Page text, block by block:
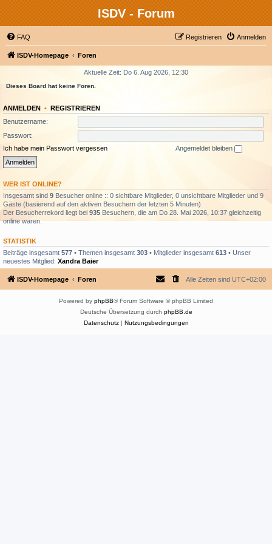
ISDV - Forum
FAQ Anmelden
Registrieren
ISDV-Homepage Foren
Aktuelle Zeit: Do 6. Aug 2026, 12:30
Dieses Board hat keine Foren.
ANMELDEN • REGISTRIEREN
Benutzername:
Passwort:
Ich habe mein Passwort vergessen
Angemeldet bleiben
WER IST ONLINE?
Insgesamt sind 9 Besucher online :: 0 sichtbare Mitglieder, 0 unsichtbare Mitglieder und 9
Gäste (basierend auf den aktiven Besuchern der letzten 5 Minuten)
Der Besucherrekord liegt bei 935 Besuchern, die am Do 28. Mai 2026, 10:37 gleichzeitig
online waren.
STATISTIK
Beiträge insgesamt 577 • Themen insgesamt 303 • Mitglieder insgesamt 613 • Unser
neuestes Mitglied: Xandra Baier
ISDV-Homepage Foren Alle Zeiten sind UTC+02:00
Powered by phpBB® Forum Software © phpBB Limited
Deutsche Übersetzung durch phpBB.de
Datenschutz| Nutzungsbedingungen